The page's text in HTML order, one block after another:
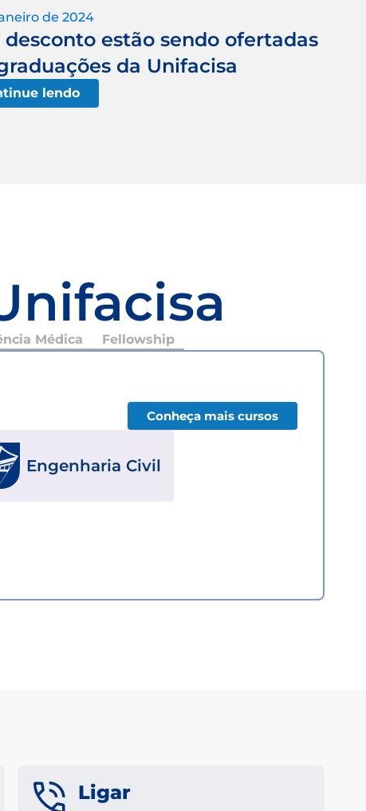
de 2024
estão sendo ofertadas
da Unifacisa
lendo
Médica Fellowship
Conheça mais cursos
Engenharia Civil
Ligar